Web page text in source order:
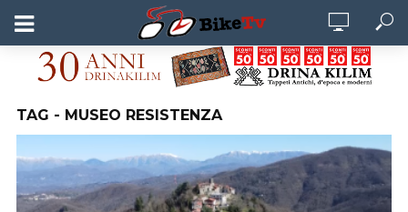
TAG - MUSEO RESISTENZA